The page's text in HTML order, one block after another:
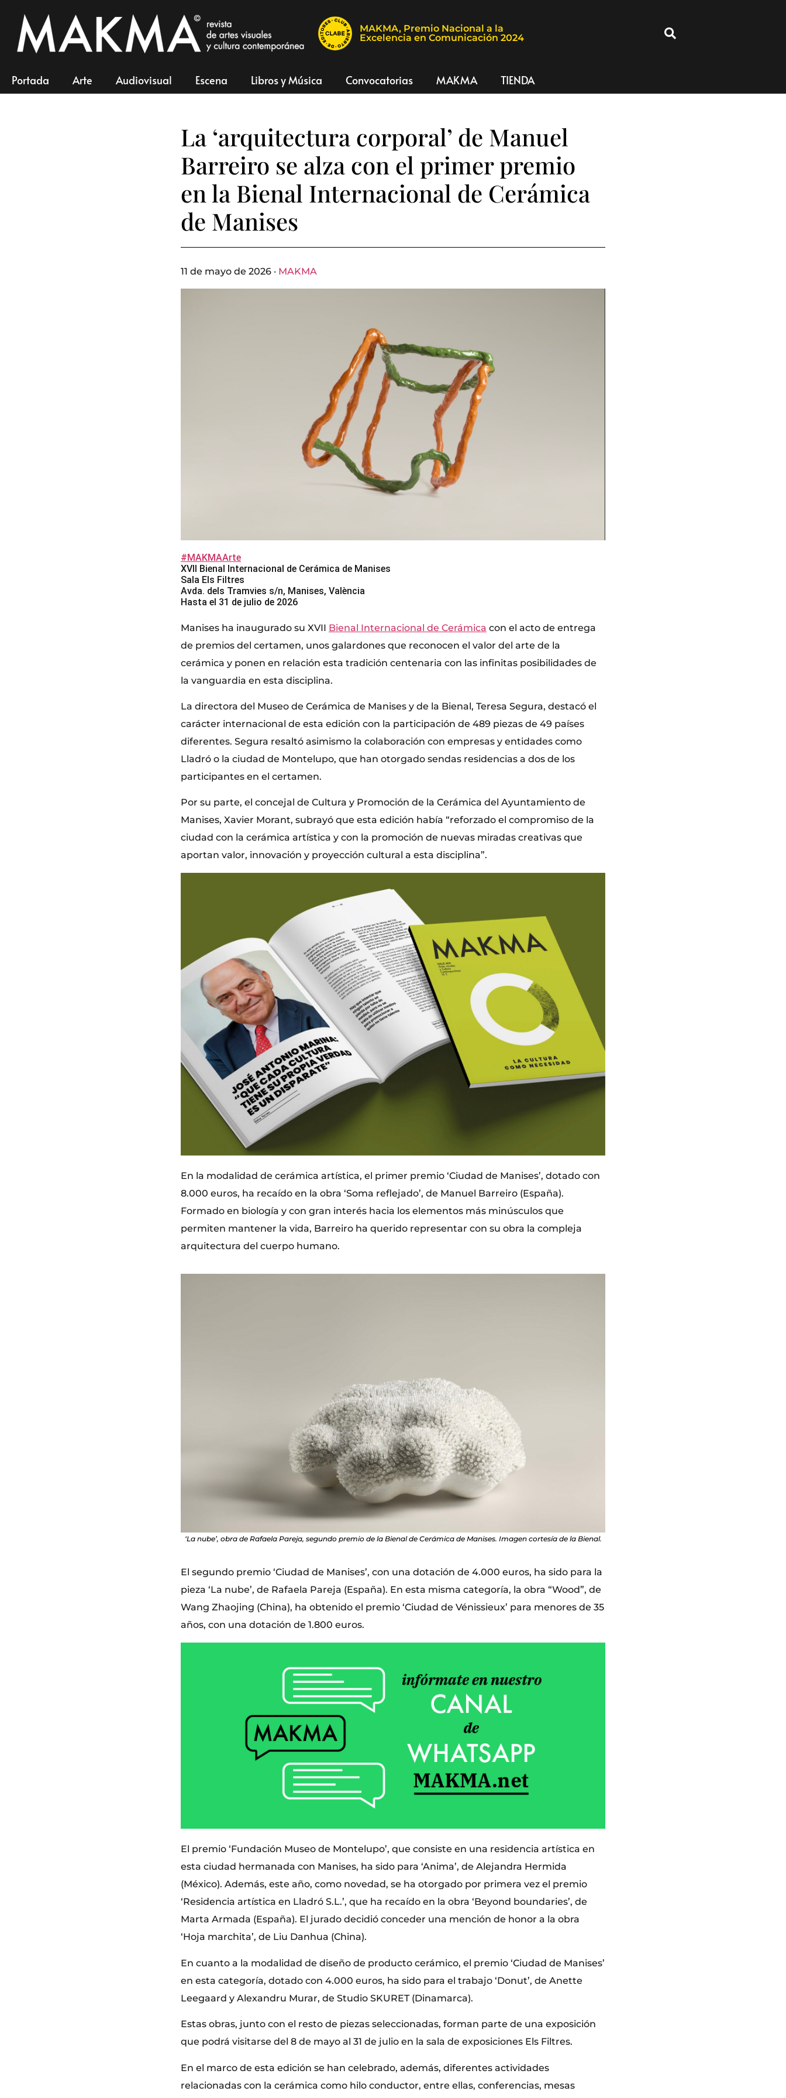
MAKMA, Premio Nacional a la
Excelencia en Comunicación 2024
Portada Arte Audiovisual Escena Libros y Música Convocatorias MAKMA TIENDA
La ‘arquitectura corporal’ de Manuel
Barreiro se alza con el primer premio
en la Bienal Internacional de Cerámica
de Manises
11 de mayo de 2026 · MAKMA
#MAKMAArte
XVII Bienal Internacional de Cerámica de Manises
Sala Els Filtres
Avda. dels Tramvies s/n, Manises, València
Hasta el 31 de julio de 2026
Manises ha inaugurado su XVII Bienal Internacional de Cerámica con el acto de entrega
de premios del certamen, unos galardones que reconocen el valor del arte de la
cerámica y ponen en relación esta tradición centenaria con las infinitas posibilidades de
la vanguardia en esta disciplina.
La directora del Museo de Cerámica de Manises y de la Bienal, Teresa Segura, destacó el
carácter internacional de esta edición con la participación de 489 piezas de 49 países
diferentes. Segura resaltó asimismo la colaboración con empresas y entidades como
Lladró o la ciudad de Montelupo, que han otorgado sendas residencias a dos de los
participantes en el certamen.
Por su parte, el concejal de Cultura y Promoción de la Cerámica del Ayuntamiento de
Manises, Xavier Morant, subrayó que esta edición había “reforzado el compromiso de la
ciudad con la cerámica artística y con la promoción de nuevas miradas creativas que
aportan valor, innovación y proyección cultural a esta disciplina”.
En la modalidad de cerámica artística, el primer premio ‘Ciudad de Manises’, dotado con
8.000 euros, ha recaído en la obra ‘Soma reflejado’, de Manuel Barreiro (España).
Formado en biología y con gran interés hacia los elementos más minúsculos que
permiten mantener la vida, Barreiro ha querido representar con su obra la compleja
arquitectura del cuerpo humano.
‘La nube’, obra de Rafaela Pareja, segundo premio de la Bienal de Cerámica de Manises. Imagen cortesía de la Bienal.
El segundo premio ‘Ciudad de Manises’, con una dotación de 4.000 euros, ha sido para la
pieza ‘La nube’, de Rafaela Pareja (España). En esta misma categoría, la obra “Wood”, de
Wang Zhaojing (China), ha obtenido el premio ‘Ciudad de Vénissieux’ para menores de 35
años, con una dotación de 1.800 euros.
El premio ‘Fundación Museo de Montelupo’, que consiste en una residencia artística en
esta ciudad hermanada con Manises, ha sido para ‘Anima’, de Alejandra Hermida
(México). Además, este año, como novedad, se ha otorgado por primera vez el premio
‘Residencia artística en Lladró S.L.’, que ha recaído en la obra ‘Beyond boundaries’, de
Marta Armada (España). El jurado decidió conceder una mención de honor a la obra
‘Hoja marchita’, de Liu Danhua (China).
En cuanto a la modalidad de diseño de producto cerámico, el premio ‘Ciudad de Manises’
en esta categoría, dotado con 4.000 euros, ha sido para el trabajo ‘Donut’, de Anette
Leegaard y Alexandru Murar, de Studio SKURET (Dinamarca).
Estas obras, junto con el resto de piezas seleccionadas, forman parte de una exposición
que podrá visitarse del 8 de mayo al 31 de julio en la sala de exposiciones Els Filtres.
En el marco de esta edición se han celebrado, además, diferentes actividades
relacionadas con la cerámica como hilo conductor, entre ellas, conferencias, mesas